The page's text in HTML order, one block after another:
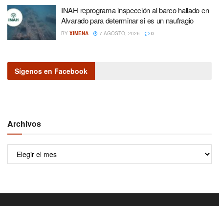
INAH reprograma inspección al barco hallado en
Alvarado para determinar si es un naufragio
BY XIMENA 7 AGOSTO, 2026 0
Sígenos en Facebook
Archivos